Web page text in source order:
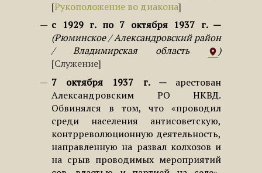
Рукоположение во диакона
с 1929 г. по 7 октября 1937 г.
Рюминское / Александровский район
/ Владимирская область
Служение
7 октября 1937 г.
арестован
Александровским РО НКВД.
Обвинялся в том, что «проводил
среди населения антисоветскую,
контрреволюционную деятельность,
направленную на развал колхозов и
на срыв проводимых мероприятий